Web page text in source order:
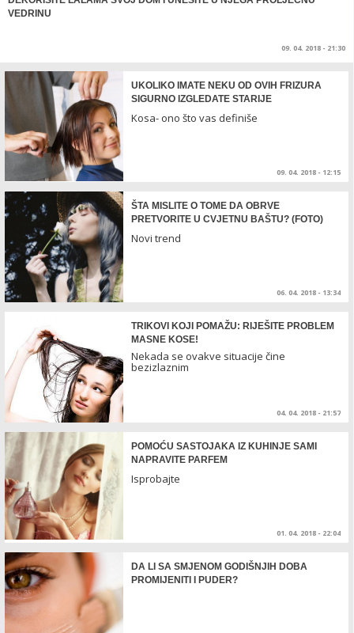
VEDRINU
09. 04. 2018 - 21:30
UKOLIKO IMATE NEKU OD OVIH FRIZURA
SIGURNO IZGLEDATE STARIJE
Kosa- ono što vas definiše
09. 04. 2018 - 12:15
ŠTA MISLITE O TOME DA OBRVE
PRETVORITE U CVJETNU BAŠTU? (FOTO)
Novi trend
06. 04. 2018 - 13:34
TRIKOVI KOJI POMAŽU: RIJEŠITE PROBLEM
MASNE KOSE!
Nekada se ovakve situacije čine
bezizlaznim
04. 04. 2018 - 21:57
POMOĆU SASTOJAKA IZ KUHINJE SAMI
NAPRAVITE PARFEM
Isprobajte
01. 04. 2018 - 22:04
DA LI SA SMJENOM GODIŠNJIH DOBA
PROMIJENITI I PUDER?